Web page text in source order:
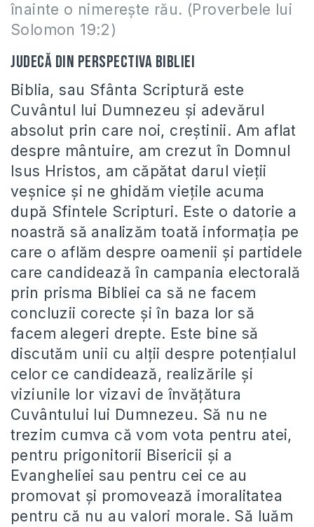
înainte o nimereşte rău. (Proverbele lui
Solomon 19:2)
Judecă din perspectiva Bibliei
Biblia, sau Sfânta Scriptură este
Cuvântul lui Dumnezeu şi adevărul
absolut prin care noi, creştinii. Am aflat
despre mântuire, am crezut în Domnul
Isus Hristos, am căpătat darul vieţii
veşnice şi ne ghidăm vieţile acuma
după Sfintele Scripturi. Este o datorie a
noastră să analizăm toată informaţia pe
care o aflăm despre oamenii şi partidele
care candidează în campania electorală
prin prisma Bibliei ca să ne facem
concluzii corecte şi în baza lor să
facem alegeri drepte. Este bine să
discutăm unii cu alţii despre potenţialul
celor ce candidează, realizările şi
viziunile lor vizavi de învăţătura
Cuvântului lui Dumnezeu. Să nu ne
trezim cumva că vom vota pentru atei,
pentru prigonitorii Bisericii şi a
Evangheliei sau pentru cei ce au
promovat şi promovează imoralitatea
pentru că nu au valori morale. Să luăm